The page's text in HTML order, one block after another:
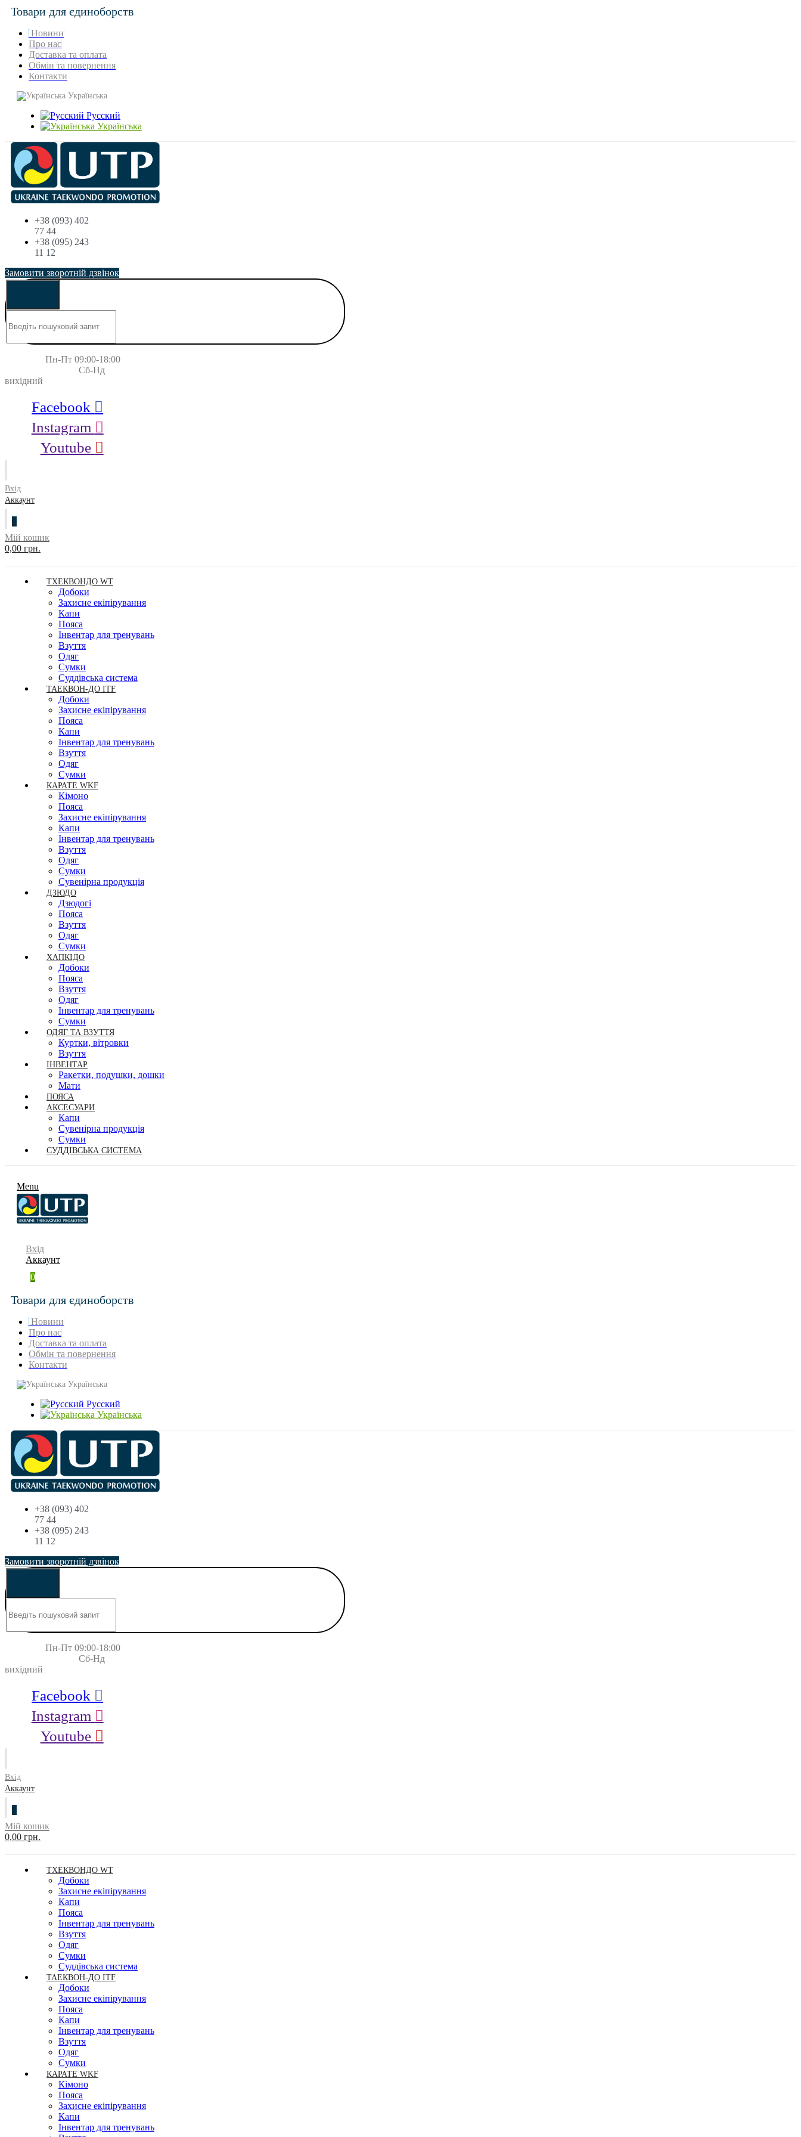
Товари для єдиноборств
Новини
Про нас
Доставка та оплата
Обмін та повернення
Контакти
Українська
Русский
Українська
+38 (093) 402
77 44
+38 (095) 243
11 12
Замовити зворотній дзвінок
Пн-Пт 09:00-18:00
Сб-Нд
вихідний
Facebook
Instagram
Youtube
Вхід
Аккаунт
0
Мій кошик
0,00 грн.
ТХЕКВОНДО WT
Добоки
Захисне екіпірування
Капи
Пояса
Інвентар для тренувань
Взуття
Одяг
Сумки
Суддівська система
ТАЕКВОН-ДО ITF
Добоки
Захисне екіпірування
Пояса
Капи
Інвентар для тренувань
Взуття
Одяг
Сумки
КАРАТЕ WKF
Кімоно
Пояса
Захисне екіпірування
Капи
Інвентар для тренувань
Взуття
Одяг
Сумки
Сувенірна продукція
ДЗЮДО
Дзюдогі
Пояса
Взуття
Одяг
Сумки
ХАПКІДО
Добоки
Пояса
Взуття
Одяг
Інвентар для тренувань
Сумки
ОДЯГ ТА ВЗУТТЯ
Куртки, вітровки
Взуття
ІНВЕНТАР
Ракетки, подушки, дошки
Мати
ПОЯСА
АКСЕСУАРИ
Капи
Сувенірна продукція
Сумки
СУДДІВСЬКА СИСТЕМА
Menu
Вхід
Аккаунт
0
Товари для єдиноборств
Новини
Про нас
Доставка та оплата
Обмін та повернення
Контакти
Українська
Русский
Українська
+38 (093) 402
77 44
+38 (095) 243
11 12
Замовити зворотній дзвінок
Пн-Пт 09:00-18:00
Сб-Нд
вихідний
Facebook
Instagram
Youtube
Вхід
Аккаунт
0
Мій кошик
0,00 грн.
ТХЕКВОНДО WT
Добоки
Захисне екіпірування
Капи
Пояса
Інвентар для тренувань
Взуття
Одяг
Сумки
Суддівська система
ТАЕКВОН-ДО ITF
Добоки
Захисне екіпірування
Пояса
Капи
Інвентар для тренувань
Взуття
Одяг
Сумки
КАРАТЕ WKF
Кімоно
Пояса
Захисне екіпірування
Капи
Інвентар для тренувань